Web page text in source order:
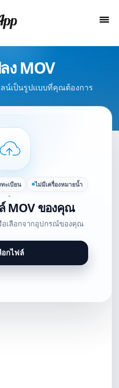
ง MOV
น์เป็นรูปแบบที่คุณต้องการ
ะเบียน ไม่มีเครื่องหมายน้ำ
MOV ของคุณ
อเลือกจากอุปกรณ์ของคุณ
อกไฟล์